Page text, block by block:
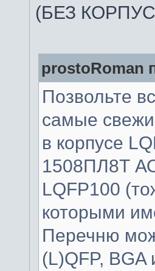
(БЕЗ
prostoRoman
Позвольте
самые
в корпусе
1508ПЛ8Т
LQFP100
которыми
Перечню
(L)QFP, BGA